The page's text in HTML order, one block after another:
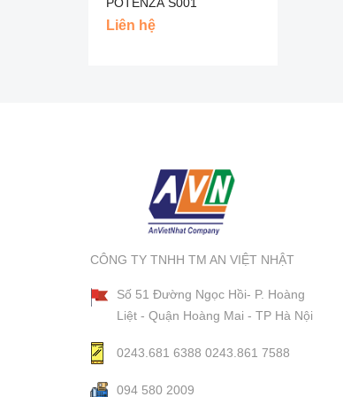
BRIDGESTONE - NHẬT
Liên hệ
CÔNG TY TNHH TM AN VIỆT NHẬT
Số 51 Đường Ngọc Hồi- P. Hoàng
Liệt - Quận Hoàng Mai - TP Hà Nội
0243.681 6388 0243.861 7588
094 580 2009